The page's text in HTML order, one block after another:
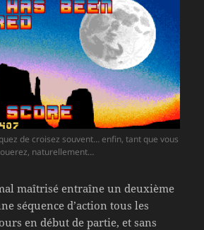
de croisez souvent… enfin, tant que vous
naturellement…
maîtrisé entraîne un deuxième
séquence d’action tous les
en début de partie, et sans